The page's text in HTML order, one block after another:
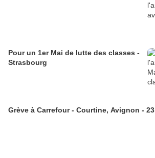
Pour un 1er Mai de lutte des classes -
Strasbourg
Grève à Carrefour - Courtine, Avignon -